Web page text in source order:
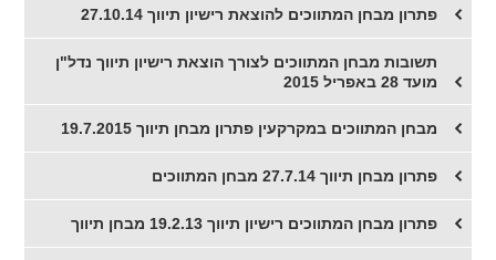
פתרון מבחן המתווכים להוצאת רישיון תיווך 27.10.14
תשובות מבחן המתווכים לצורך הוצאת רישיון תיווך נדל"ן
מועד 28 באפריל 2015
מבחן המתווכים במקרקעין פתרון מבחן תיווך 19.7.2015
פתרון מבחן תיווך 27.7.14 מבחן המתווכים
פתרון מבחן המתווכים רישיון תיווך 19.2.13 מבחן תיווך